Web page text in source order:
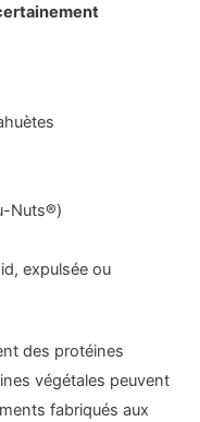
Nuts®)
expulsée ou
des protéines
végétales peuvent
fabriqués aux